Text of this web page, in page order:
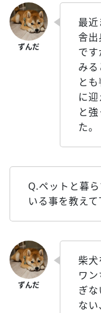
最
舎出
で
み
と
に
と
た。
Q.ペットと暮
いる事を教え
柴犬
ワ
ぎ
な